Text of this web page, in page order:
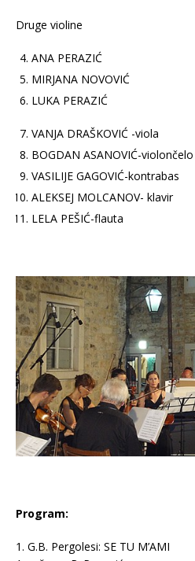
Druge violine
ANA PERAZIĆ
MIRJANA NOVOVIĆ
LUKA PERAZIĆ
VANJA DRAŠKOVIĆ -viola
BOGDAN ASANOVIĆ-violončelo
VASILIJE GAGOVIĆ-kontrabas
ALEKSEJ MOLCANOV- klavir
LELA PEŠIĆ-flauta
Program:
1. G.B. Pergolesi: SE TU M’AMI